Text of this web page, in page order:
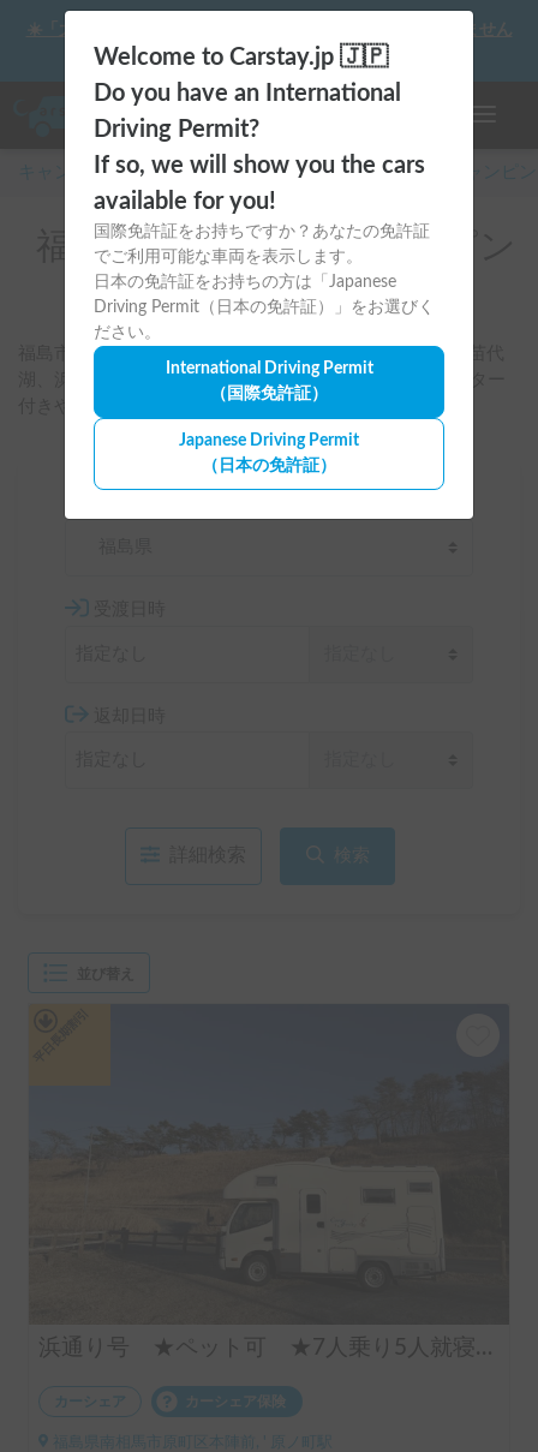
Welcome to Carstay.jp 🇯🇵
Do you have an International
Driving Permit?
If so, we will show you the cars
available for you!
国際免許証をお持ちですか？あなたの免許証
でご利用可能な車両を表示します。
日本の免許証をお持ちの方は「Japanese
Driving Permit（日本の免許証）」をお選びく
ださい。
International Driving Permit
（国際免許証）
Japanese Driving Permit
（日本の免許証）
☀️「大曲の花火」をキャンピングカーで最高の思い出にしません
か？
キャンピングカー・車中泊スポット予約はCarstay
福島県のレンタルキャンピン
グカー
福島市・郡山・いわき・南相馬周辺を起点に、会津や猪苗代
湖、浜通り方面の旅に合う車両を検索できます。FFヒーター
付きやペット可など条件別に比較可能です。
検索
浜通り号 ★ペット可 ★7人乗り5人就寝可 ★エアコン・ヒーター・キッチン完備
カーシェア カーシェア保険
福島県南相馬市原町区本陣前, ' 原ノ町駅